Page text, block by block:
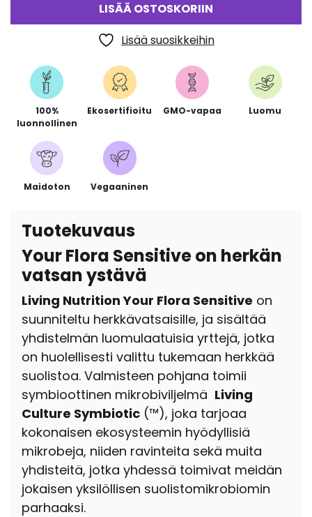
LISÄÄ OSTOSKORIIN
Lisää suosikkeihin
100%
luonnollinen
Ekosertifioitu GMO-vapaa Luomu
Maidoton Vegaaninen
Tuotekuvaus
Your Flora Sensitive on herkän
vatsan ystävä
Living Nutrition Your Flora Sensitive on
suunniteltu herkkävatsaisille, ja sisältää
yhdistelmän luomulaatuisia yrttejä, jotka
on huolellisesti valittu tukemaan herkkää
suolistoa. Valmisteen pohjana toimii
symbioottinen mikrobiviljelmä Living
Culture Symbiotic (™), joka tarjoaa
kokonaisen ekosysteemin hyödyllisiä
mikrobeja, niiden ravinteita sekä muita
yhdisteitä, jotka yhdessä toimivat meidän
jokaisen yksilöllisen suolistomikrobiomin
parhaaksi.